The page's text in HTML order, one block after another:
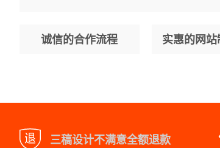
诚信的合作流程 实惠的网
三稿设计不满意全额退款